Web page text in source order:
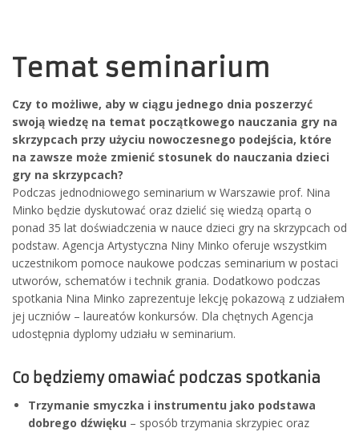
Temat seminarium
Czy to możliwe, aby w ciągu jednego dnia poszerzyć
swoją wiedzę na temat początkowego nauczania gry na
skrzypcach przy użyciu nowoczesnego podejścia, które
na zawsze może zmienić stosunek do nauczania dzieci
gry na skrzypcach?
Podczas jednodniowego seminarium w Warszawie prof. Nina
Minko będzie dyskutować oraz dzielić się wiedzą opartą o
ponad 35 lat doświadczenia w nauce dzieci gry na skrzypcach od
podstaw. Agencja Artystyczna Niny Minko oferuje wszystkim
uczestnikom pomoce naukowe podczas seminarium w postaci
utworów, schematów i technik grania. Dodatkowo podczas
spotkania Nina Minko zaprezentuje lekcję pokazową z udziałem
jej uczniów – laureatów konkursów. Dla chętnych Agencja
udostępnia dyplomy udziału w seminarium.
Co będziemy omawiać podczas spotkania
Trzymanie smyczka i instrumentu jako podstawa
dobrego dźwięku – sposób trzymania skrzypiec oraz